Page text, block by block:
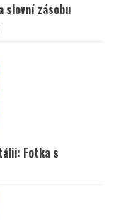
slovní zásobu
Fotka s